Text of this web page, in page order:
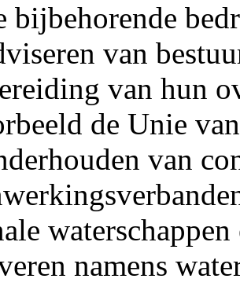
bijbehorende
van
van hun
de Unie
van
namens